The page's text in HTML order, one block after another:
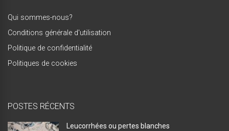
Qui sommes-nous?
Conditions générale d'utilisation
Politique de confidentialité
Politiques de cookies
POSTES RÉCENTS
Leucorrhées ou pertes blanches